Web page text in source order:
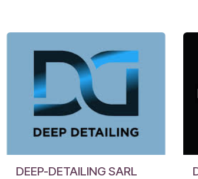
DEEP-DETAILING SARL